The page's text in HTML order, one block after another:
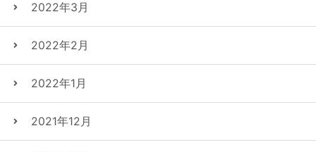
2022年3月
2022年2月
2022年1月
2021年12月